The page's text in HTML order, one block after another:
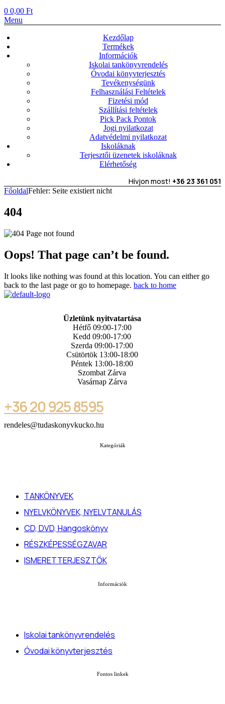
0 0,00 Ft
Menu
Kezdőlap
Termékek
Információk
Iskolai tankönyvrendelés
Óvodai könyvterjesztés
Tevékenységünk
Felhasználási Feltételek
Fizetési mód
Szállítási feltételek
Pick Pack Pontok
Jogi nyilatkozat
Adatvédelmi nyilatkozat
Iskoláknak
Terjesztői üzenetek iskoláknak
Elérhetőség
Hívjon most! +36 23 361 051
FőoldalFehler: Seite existiert nicht
404
Oops! That page can’t be found.
It looks like nothing was found at this location. You can either go
back to the last page or go to homepage. back to home
Üzletünk nyitvatartása
Hétfő 09:00-17:00
Kedd 09:00-17:00
Szerda 09:00-17:00
Csütörtök 13:00-18:00
Péntek 13:00-18:00
Szombat Zárva
Vasárnap Zárva
+36 20 925 8595
rendeles@tudaskonyvkucko.hu
Kategóriák
TANKÖNYVEK
NYELVKÖNYVEK, NYELVTANULÁS
CD, DVD, Hangoskönyv
RÉSZKÉPESSÉGZAVAR
ISMERETTERJESZTŐK
Információk
Iskolai tankönyvrendelés
Óvodai könyvterjesztés
Fontos linkek